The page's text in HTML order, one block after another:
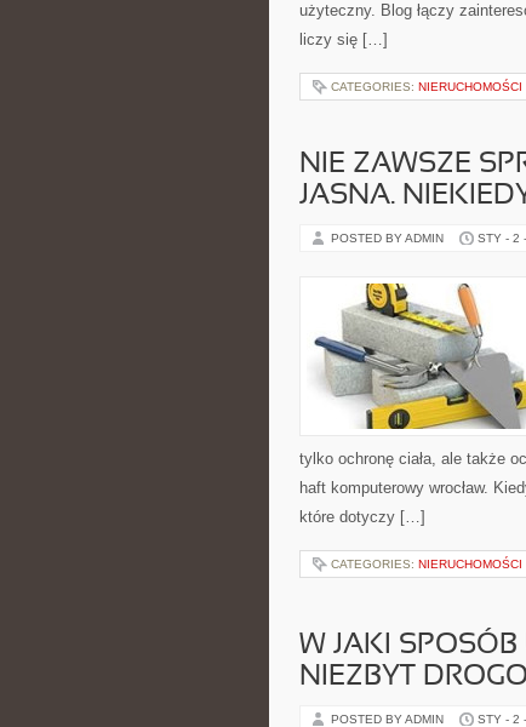
użyteczny. Blog łączy
liczy się […]
CATEGORIES: NIERUCHOMOŚCI
NIE ZAWSZE
JASNA.
POSTED BY ADMIN STY - 2
tylko ochronę ciała, ale także
haft komputerowy wrocław.
które dotyczy […]
CATEGORIES: NIERUCHOMOŚCI
W JAKI SPOSÓB
NIEZBYT
POSTED BY ADMIN STY - 2